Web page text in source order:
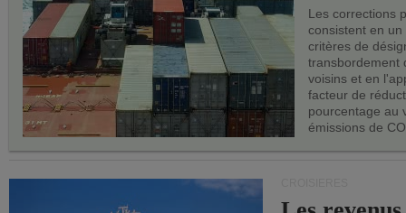
Les corrections
consistent en
critères de
transbordement
voisins et en
facteur de
pourcentage au
émissions de